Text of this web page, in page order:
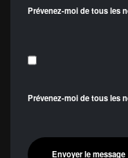
Prévenez-moi de tous les
Prévenez-moi de tous les